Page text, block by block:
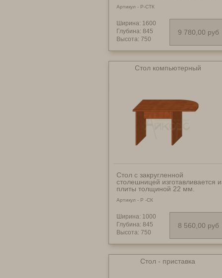
размеров: 1600х845х750 мм -
10240 руб.; 2000х875х750 мм -
10760 руб.
Артикул - Р-СТК
Ширина: 1600
Глубина: 845
Высота: 750
9 780,00 руб
Стол компьютерный
Стол с закругленной
столешницей изготавливается
плиты толщиной 22 мм.
мм. Возможен в правом и
размеров: _______________
1000х845х750 мм - 8560 руб.;
1200х860х750 мм - 8980 руб.
Артикул - Р -СК
Ширина: 1000
Глубина: 845
Высота: 750
8 560,00 руб
Стол - приставка